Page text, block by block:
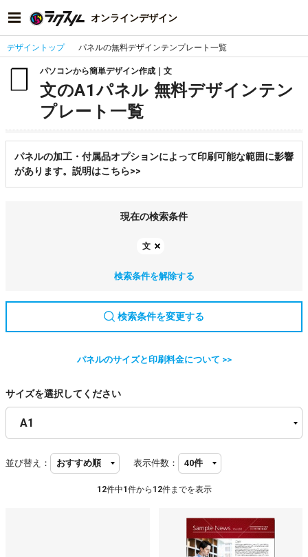
オンラインデザイン
デザイントップ パネルの無料デザインテンプレート一覧
パソコンから簡単デザイン作成｜文
文のA1パネル 無料デザインテン
プレート一覧
パネルの加工・付属品オプションによって印刷可能な範囲に影響
があります。説明はこちら>>
現在の検索条件
文
検索条件を解除する
検索条件を変更する
パネルのサイズと印刷料金について >>
サイズを選択してください
並び替え： 表示件数：
12件中1 件から 12件までを表示